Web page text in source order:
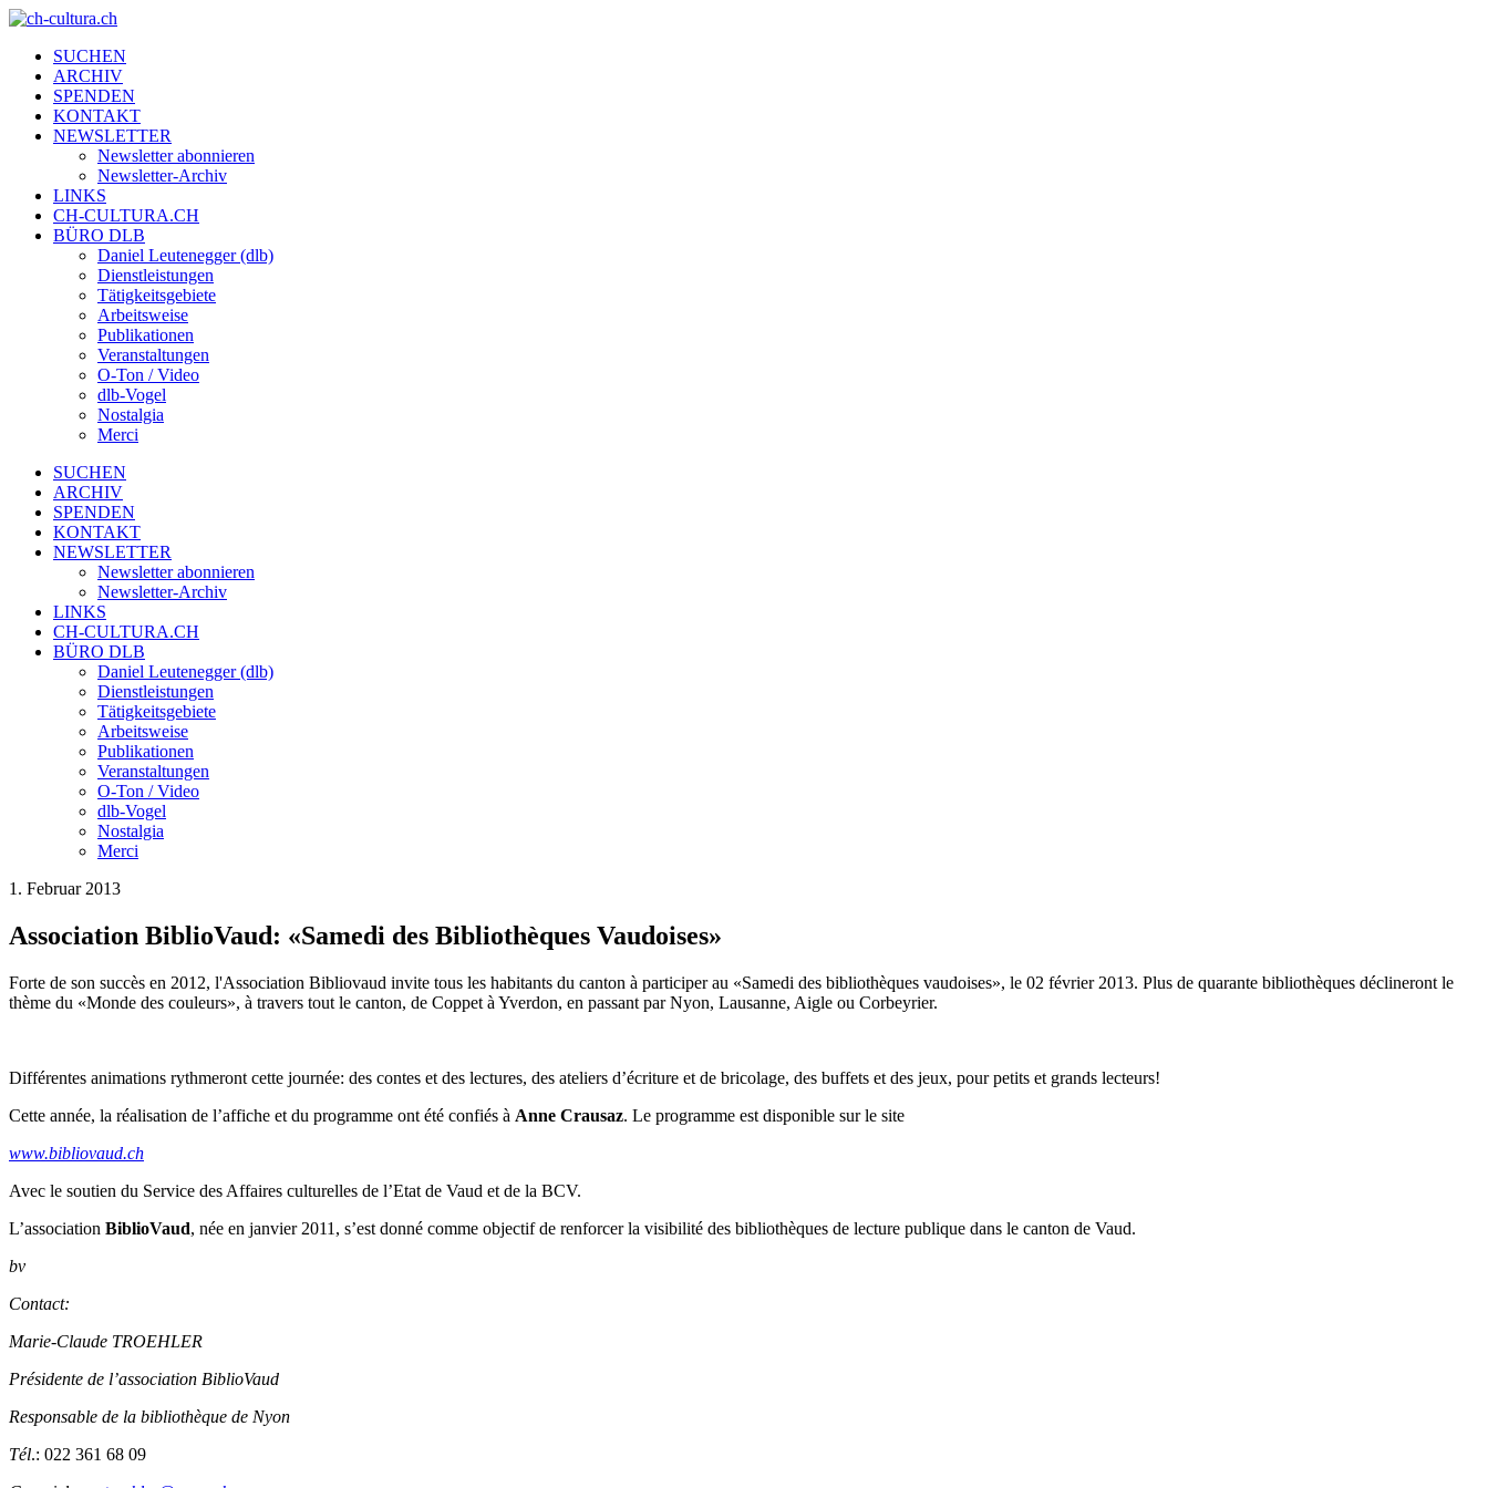
SUCHEN
ARCHIV
SPENDEN
KONTAKT
NEWSLETTER
Newsletter abonnieren
Newsletter-Archiv
LINKS
CH-CULTURA.CH
BÜRO DLB
Daniel Leutenegger (dlb)
Dienstleistungen
Tätigkeitsgebiete
Arbeitsweise
Publikationen
Veranstaltungen
O-Ton / Video
dlb-Vogel
Nostalgia
Merci
SUCHEN
ARCHIV
SPENDEN
KONTAKT
NEWSLETTER
Newsletter abonnieren
Newsletter-Archiv
LINKS
CH-CULTURA.CH
BÜRO DLB
Daniel Leutenegger (dlb)
Dienstleistungen
Tätigkeitsgebiete
Arbeitsweise
Publikationen
Veranstaltungen
O-Ton / Video
dlb-Vogel
Nostalgia
Merci
1. Februar 2013
Association BiblioVaud: «Samedi des Bibliothèques Vaudoises»
Forte de son succès en 2012, l'Association Bibliovaud invite tous les habitants du canton à participer au «Samedi des bibliothèques vaudoises», le 02 février 2013. Plus de quarante bibliothèques déclineront le
thème du «Monde des couleurs», à travers tout le canton, de Coppet à Yverdon, en passant par Nyon, Lausanne, Aigle ou Corbeyrier.
Différentes animations rythmeront cette journée: des contes et des lectures, des ateliers d’écriture et de bricolage, des buffets et des jeux, pour petits et grands lecteurs!
Cette année, la réalisation de l’affiche et du programme ont été confiés à Anne Crausaz. Le programme est disponible sur le site
www.bibliovaud.ch
Avec le soutien du Service des Affaires culturelles de l’Etat de Vaud et de la BCV.
L’association BiblioVaud, née en janvier 2011, s’est donné comme objectif de renforcer la visibilité des bibliothèques de lecture publique dans le canton de Vaud.
bv
Contact:
Marie-Claude TROEHLER
Présidente de l’association BiblioVaud
Responsable de la bibliothèque de Nyon
Tél.: 022 361 68 09